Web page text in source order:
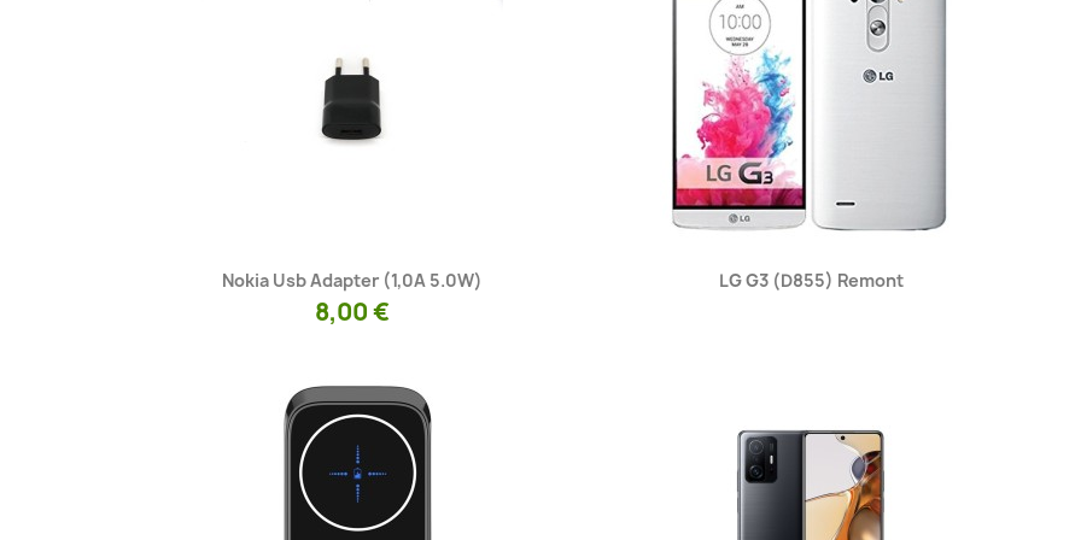
Kiirvaade
Nokia Usb Adapter (1,0A 5.0W)
8,00 €
Kiirvaade
LG G3 (D855) Remont